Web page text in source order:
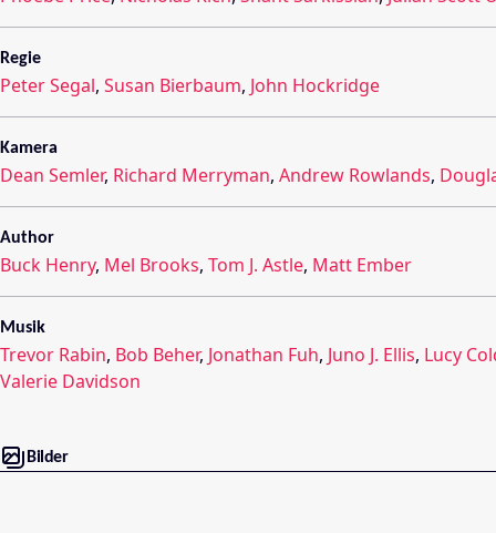
Regie
Peter Segal, Susan Bierbaum, John Hockridge
Kamera
Dean Semler, Richard Merryman, Andrew Rowlands,
Author
Buck Henry, Mel Brooks, Tom J. Astle, Matt Ember
Musik
Trevor Rabin, Bob Beher, Jonathan Fuh, Juno J. Ellis, Lucy
Valerie Davidson
Bilder